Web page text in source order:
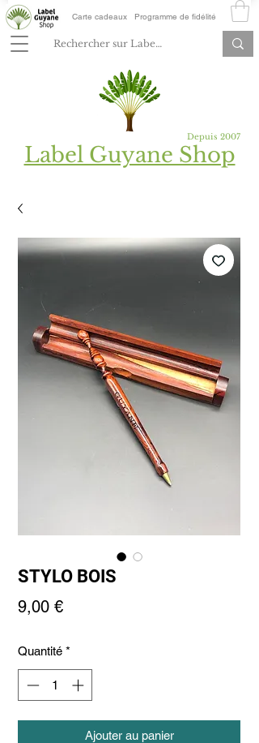
Carte cadeaux Programme de fidélité
Depuis 2007
Label Guyane Shop
STYLO BOIS
9,00 €Prix
Quantité *
Ajouter au panier